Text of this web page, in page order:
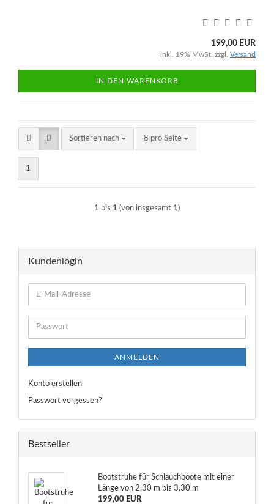
199,00 EUR
inkl. 19% MwSt. zzgl. Versand
IN DEN WARENKORB
Sortieren nach
Sortieren nach 8 pro Seite
pro Seite
1
1 bis 1 (von insgesamt 1)
Kundenlogin
E-
Mail-
Adresse
Passwort
ANMELDEN
Konto erstellen
Passwort vergessen?
Bestseller
Bootstruhe für Schlauchboote mit einer
Länge von 2,30 m bis 3,30 m
199,00 EUR